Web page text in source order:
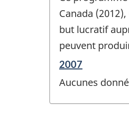
changement
-
Canada
but lucratif
peuvent
Période
référence
changement
2007
Aucunes